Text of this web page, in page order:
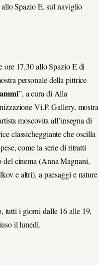
allo Spazio E, sul naviglio
ore 17,30 allo Spazio E di
personale della pittrice
”, a cura di Alla
Vi.P. Gallery, mostra
moscovita all’insegna di
classicheggiante che oscilla
come la serie di ritratti
del cinema (Anna Magnani,
e altri), a paesaggi e nature
tutti i giorni dalle 16 alle 19,
il lunedì.